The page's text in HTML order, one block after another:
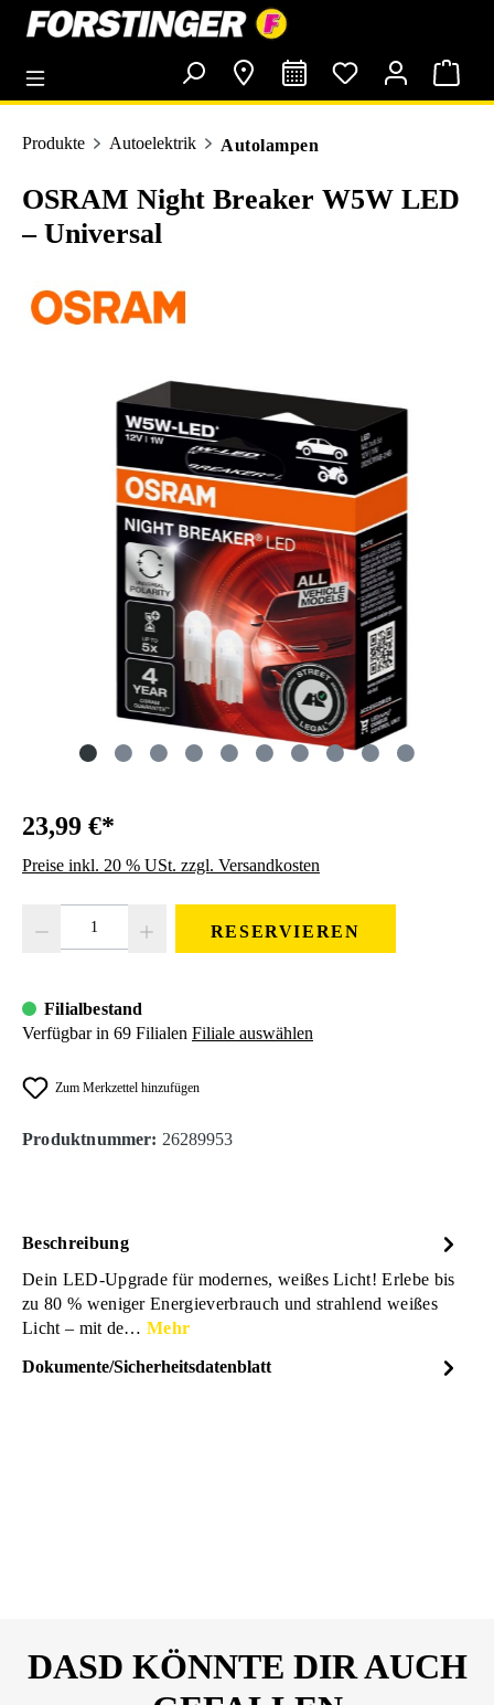
springen
Produkte Autoelektrik Autolampen
OSRAM Night Breaker W5W LED
– Universal
Bildergalerie überspringen
23,99 €*
Preise inkl. 20 % USt. zzgl. Versandkosten
RESERVIEREN
Filialbestand
Verfügbar in 69 Filialen Filiale auswählen
Zum Merkzettel hinzufügen
Produktnummer: 26289953
Beschreibung
Dein LED-Upgrade für modernes, weißes Licht! Erlebe bis
zu 80 % weniger Energieverbrauch und strahlend weißes
Licht – mit de…Mehr
Dokumente/Sicherheitsdatenblatt
DASD KÖNNTE DIR AUCH